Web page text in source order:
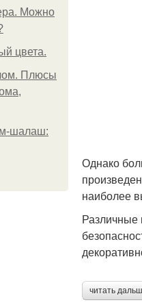
Можно
цвета.
Плюсы
шалаш:
Однако
наиболее
Различные
читать